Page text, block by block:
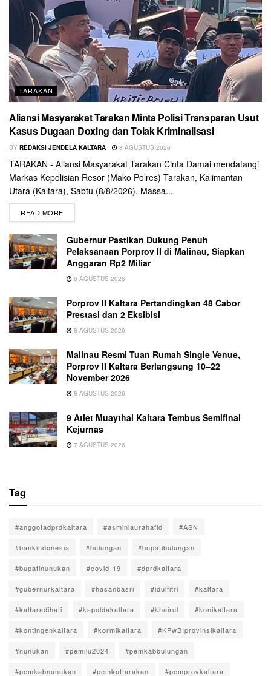
TARAKAN
Aliansi Masyarakat Tarakan Minta Polisi Transparan Usut
Kasus Dugaan Doxing dan Tolak Kriminalisasi
BY REDAKSI JENDELA KALTARA 8 AGUSTUS 2026
TARAKAN - Aliansi Masyarakat Tarakan Cinta Damai mendatangi
Markas Kepolisian Resor (Mako Polres) Tarakan, Kalimantan
Utara (Kaltara), Sabtu (8/8/2026). Massa...
READ MORE
Gubernur Pastikan Dukung Penuh
Pelaksanaan Porprov II di Malinau, Siapkan
Anggaran Rp2 Miliar
8 AGUSTUS 2026
Porprov II Kaltara Pertandingkan 48 Cabor
Prestasi dan 2 Eksibisi
8 AGUSTUS 2026
Malinau Resmi Tuan Rumah Single Venue,
Porprov II Kaltara Berlangsung 10–22
November 2026
8 AGUSTUS 2026
9 Atlet Muaythai Kaltara Tembus Semifinal
Kejurnas
7 AGUSTUS 2026
Tag
#anggotadprdkaltara #asminlaurahafid #ASN
#bankindonesia #bulungan #bupatibulungan
#bupatinunukan #covid-19 #dprdkaltara
#gubernurkaltara #hasanbasri #idulfitri #kaltara
#kaltaradihati #kapoldakaltara #khairul #konikaltara
#kontingenkaltara #kormikaltara #KPwBIprovinsikaltara
#nunukan #pemilu2024 #pemkabbulungan
#pemkabnunukan #pemkottarakan #pemprovkaltara